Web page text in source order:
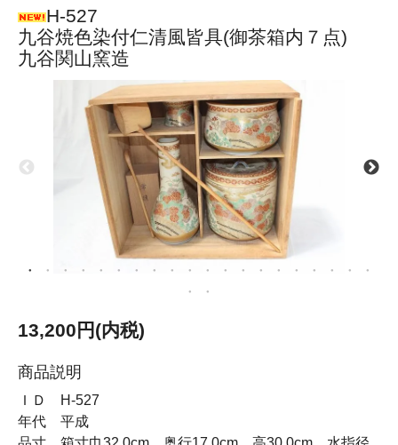
H-527
九谷焼色染付仁清風皆具(御茶箱内７点)
九谷関山窯造
13,200円(内税)
商品説明
ＩＤ H-527
年代 平成